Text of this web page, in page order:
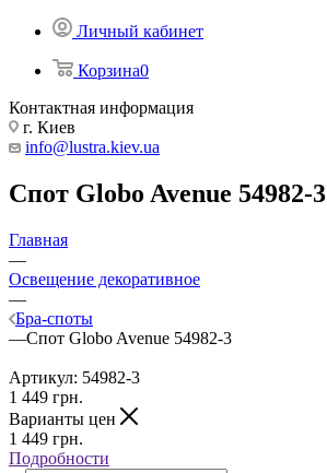
Личный кабинет
Корзина0
Контактная информация
г. Киев
info@lustra.kiev.ua
Спот Globo Avenue 54982-3
Главная
—
Освещение декоративное
—
Бра-споты
—Спот Globo Avenue 54982-3
Артикул: 54982-3
1 449 грн.
Варианты цен
1 449 грн.
Подробности